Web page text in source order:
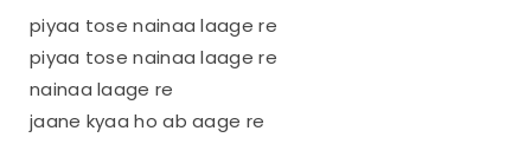
piyaa tose nainaa laage re
piyaa tose nainaa laage re
nainaa laage re
jaane kyaa ho ab aage re